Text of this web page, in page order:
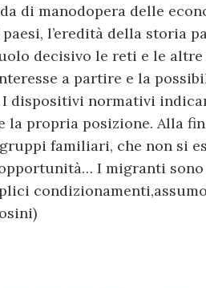
di manodopera delle
l’eredità della storia
decisivo le reti e le
a partire e la
I dispositivi normativi
la propria posizione. Alla
familiari, che non si
I migranti